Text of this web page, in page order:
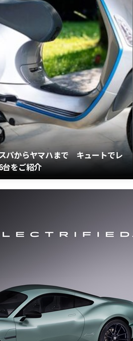
パからヤマハまで キュートでレ
台をご紹介